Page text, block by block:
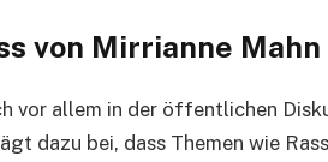
von Mirrianne Mahn
vor allem in der öffentlichen
dazu bei, dass Themen wie